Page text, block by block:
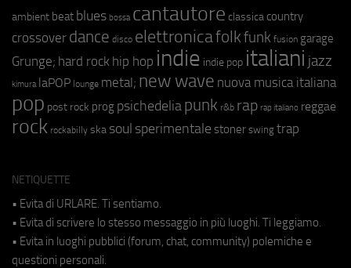
ambient beat blues bossa cantautore classica country
crossover dance disco elettronicafolkfunk fusion garage
Grunge; hard rock hip hop indie indie pop italiani jazz
kimura laPOP lounge metal; new wave nuova musica italiana
pop post rock prog psichedeliapunk r&b rap rap italiano reggae
rock rockabilly ska soul sperimentale stoner swing trap
NETIQUETTE
• Evita di URLARE. Ti sentiamo.
• Evita di scrivere lo stesso messaggio in più luoghi. Ti leggiamo.
• Evita in luoghi pubblici (forum, chat, community) polemiche e
questioni personali.